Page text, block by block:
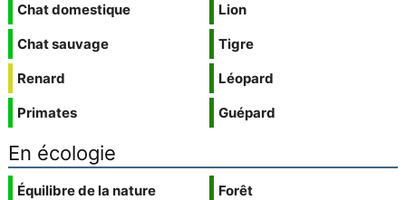
Chat domestique
Chat sauvage
Renard
Primates
Lion
Tigre
Léopard
Guépard
En écologie
Équilibre de la nature
Forêt